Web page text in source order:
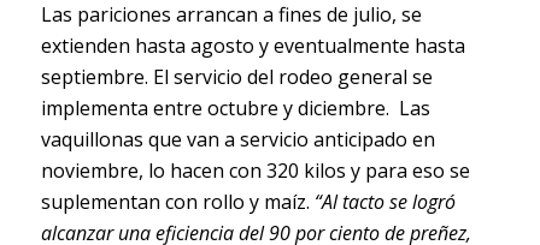
Las pariciones arrancan a fines de julio, se
extienden hasta agosto y eventualmente hasta
septiembre. El servicio del rodeo general se
implementa entre octubre y diciembre. Las
vaquillonas que van a servicio anticipado en
noviembre, lo hacen con 320 kilos y para eso se
suplementan con rollo y maíz. “Al tacto se logró
alcanzar una eficiencia del 90 por ciento de preñez,